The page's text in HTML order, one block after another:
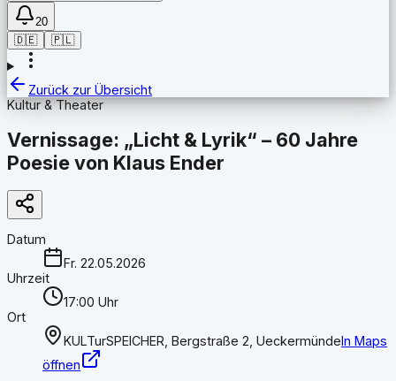
20
🇩🇪
🇵🇱
Zurück zur Übersicht
Kultur & Theater
Vernissage: „Licht & Lyrik“ – 60 Jahre
Poesie von Klaus Ender
Datum
Fr. 22.05.2026
Uhrzeit
17:00 Uhr
Ort
KULTurSPEICHER, Bergstraße 2, UeckermündeIn Maps
öffnen